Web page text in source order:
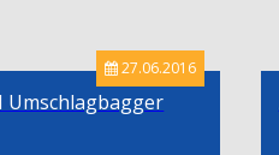
27.06.2016
Umschlagbagger